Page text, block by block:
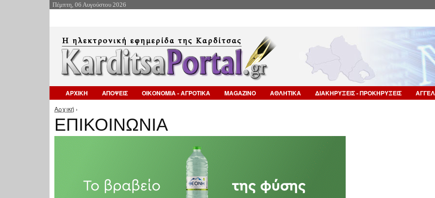
Πέμπτη, 06 Αυγούστου 2026
ΑΡΧΙΚΗ ΑΠΟΨΕΙΣ ΟΙΚΟΝΟΜΙΑ - ΑΓΡΟΤΙΚΑ MAGAZINO ΑΘΛΗΤΙΚΑ ΔΙΑΚΗΡΥΞΕΙΣ - ΠΡΟΚΗΡΥΞΕΙΣ
Είστε εδώ
Αρχική ›
ΕΠΙΚΟΙΝΩΝΙΑ